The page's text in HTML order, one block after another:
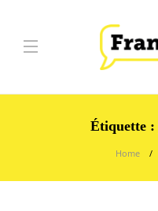
Étiquette :
Home